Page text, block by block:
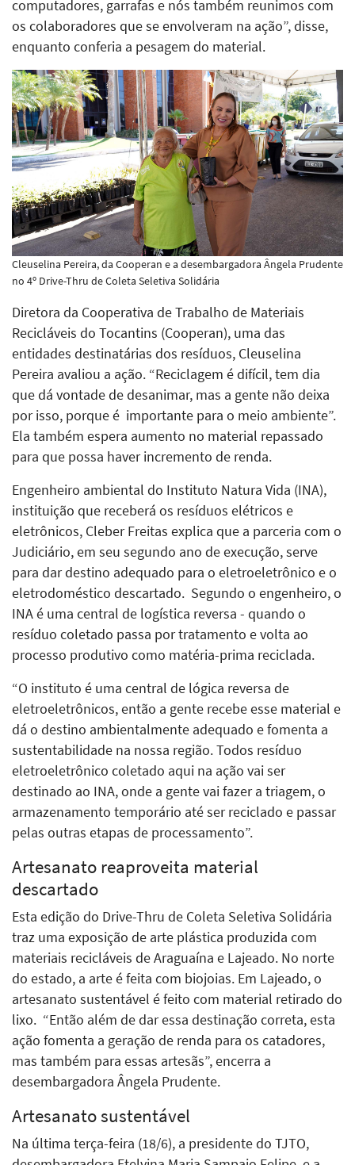
computadores, garrafas e nós também reunimos com
os colaboradores que se envolveram na ação”, disse,
enquanto conferia a pesagem do material.
Cleuselina Pereira, da Cooperan e a desembargadora Ângela Prudente
no 4º Drive-Thru de Coleta Seletiva Solidária
Diretora da Cooperativa de Trabalho de Materiais
Recicláveis do Tocantins (Cooperan), uma das
entidades destinatárias dos resíduos, Cleuselina
Pereira avaliou a ação. “Reciclagem é difícil, tem dia
que dá vontade de desanimar, mas a gente não deixa
por isso, porque é importante para o meio ambiente”.
Ela também espera aumento no material repassado
para que possa haver incremento de renda.
Engenheiro ambiental do Instituto Natura Vida (INA),
instituição que receberá os resíduos elétricos e
eletrônicos, Cleber Freitas explica que a parceria com o
Judiciário, em seu segundo ano de execução, serve
para dar destino adequado para o eletroeletrônico e o
eletrodoméstico descartado. Segundo o engenheiro, o
INA é uma central de logística reversa - quando o
resíduo coletado passa por tratamento e volta ao
processo produtivo como matéria-prima reciclada.
“O instituto é uma central de lógica reversa de
eletroeletrônicos, então a gente recebe esse material e
dá o destino ambientalmente adequado e fomenta a
sustentabilidade na nossa região. Todos resíduo
eletroeletrônico coletado aqui na ação vai ser
destinado ao INA, onde a gente vai fazer a triagem, o
armazenamento temporário até ser reciclado e passar
pelas outras etapas de processamento”.
Artesanato reaproveita material
descartado
Esta edição do Drive-Thru de Coleta Seletiva Solidária
traz uma exposição de arte plástica produzida com
materiais recicláveis de Araguaína e Lajeado. No norte
do estado, a arte é feita com biojoias. Em Lajeado, o
artesanato sustentável é feito com material retirado do
lixo. “Então além de dar essa destinação correta, esta
ação fomenta a geração de renda para os catadores,
mas também para essas artesãs”, encerra a
desembargadora Ângela Prudente.
Artesanato sustentável
Na última terça-feira (18/6), a presidente do TJTO,